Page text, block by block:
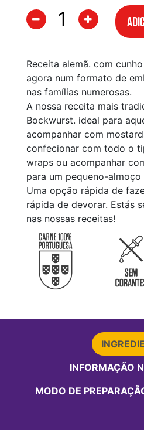
Receita alemã. com
agora num formato de
nas famílias numerosas.
A nossa receita mais
Bockwurst. ideal para
acompanhar com
confecionar com todo o
wraps ou acompanhar
para um pequeno-
Uma opção rápida de
rápida de devorar. Estás
nas nossas receitas!
INFORMAÇÃO
MODO DE